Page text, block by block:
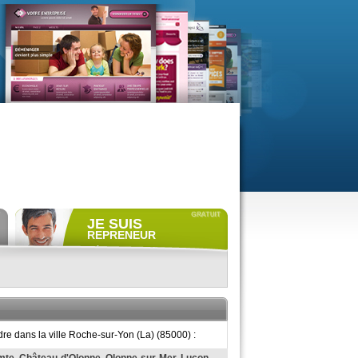
JE SUIS
REPRENEUR
Déposer gratuitementune
ACCÈS REPRENEUR
dans la ville Roche-sur-Yon (La) (85000) :